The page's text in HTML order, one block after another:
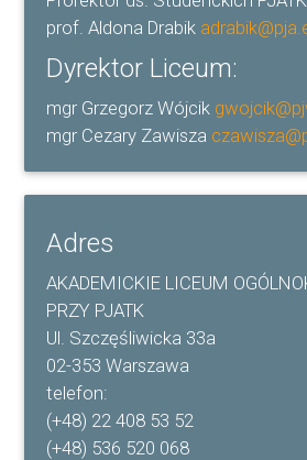
prof. Aldona Drabik
Dyrektor Liceum:
mgr Grzegorz Wójcik
mgr Cezary Zawisza
Adres
AKADEMICKIE LICEUM
PRZY PJATK
Ul. Szczęśliwicka 33a
02-353 Warszawa
telefon:
(+48) 22 408 53 52
(+48) 536 520 068